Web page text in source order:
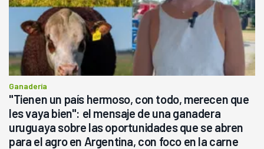
Ganadería
"Tienen un país hermoso, con todo, merecen que
les vaya bien": el mensaje de una ganadera
uruguaya sobre las oportunidades que se abren
para el agro en Argentina, con foco en la carne